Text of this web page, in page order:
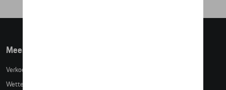
Meer info
Verkoopsvoorwaarden
Wettelijke bepalingen